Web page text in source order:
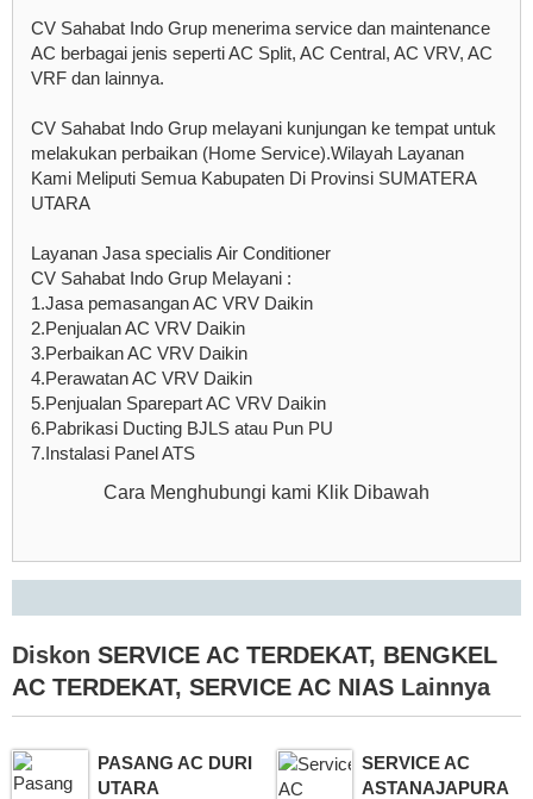
CV Sahabat Indo Grup menerima service dan maintenance
AC berbagai jenis seperti AC Split, AC Central, AC VRV, AC
VRF dan lainnya.
CV Sahabat Indo Grup melayani kunjungan ke tempat untuk
melakukan perbaikan (Home Service).Wilayah Layanan
Kami Meliputi Semua Kabupaten Di Provinsi SUMATERA
UTARA
Layanan Jasa specialis Air Conditioner
CV Sahabat Indo Grup Melayani :
1.Jasa pemasangan AC VRV Daikin
2.Penjualan AC VRV Daikin
3.Perbaikan AC VRV Daikin
4.Perawatan AC VRV Daikin
5.Penjualan Sparepart AC VRV Daikin
6.Pabrikasi Ducting BJLS atau Pun PU
7.Instalasi Panel ATS
Cara Menghubungi kami Klik Dibawah
Diskon SERVICE AC TERDEKAT, BENGKEL
AC TERDEKAT, SERVICE AC NIAS Lainnya
PASANG AC DURI
UTARA
SERVICE AC
ASTANAJAPURA